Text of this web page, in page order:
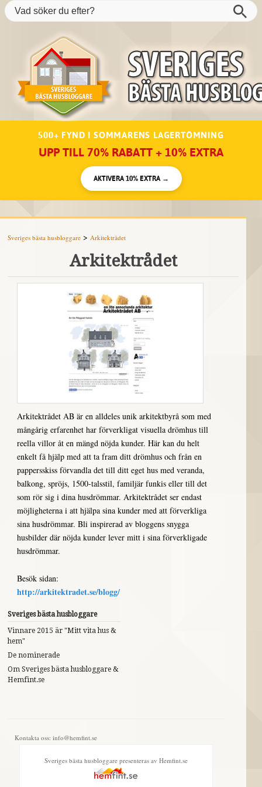
500+ FYND I SOMMARENS LAGERTÖMNING
UPP TILL 70% RABATT + 10% EXTRA
AKTIVERA 10% EXTRA →
Sveriges bästa husbloggare >Arkitektrådet
Arkitektrådet
Arkitektrådet AB är en alldeles unik arkitektbyrå som med
mångårig erfarenhet har förverkligat visuella drömhus till
reella villor åt en mängd nöjda kunder. Här kan du helt
enkelt få hjälp med att ta fram ditt drömhus och från en
pappersskiss förvandla det till ditt eget hus med veranda,
balkong, spröjs, 1500-talsstil, familjär funkis eller till det
som rör sig i dina husdrömmar. Arkitektrådet ser endast
möjligheterna i att hjälpa sina kunder med att förverkliga
sina husdrömmar. Bli inspirerad av bloggens snygga
husbilder där nöjda kunder lever mitt i sina förverkligade
husdrömmar.
Besök sidan:
http://arkitektradet.se/blogg/
Sveriges bästa husbloggare
Vinnare 2015 är "Mitt vita hus &
hem"
De nominerade
Om Sveriges bästa husbloggare &
Hemfint.se
Kontakta oss: info@hemfint.se
Sveriges bästa husbloggare presenteras av Hemfint.se